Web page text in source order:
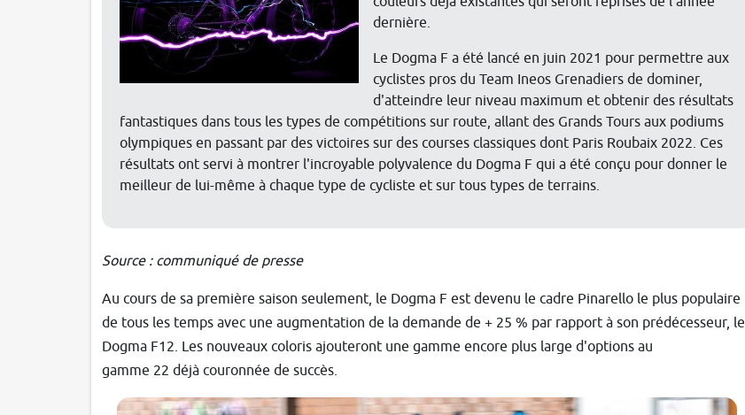
dernière.
Le Dogma F a été lancé en juin 2021 pour permettre aux
cyclistes pros du Team Ineos Grenadiers de dominer,
d'atteindre leur niveau maximum et obtenir des résultats
fantastiques dans tous les types de compétitions sur route, allant des Grands Tours aux podiums
olympiques en passant par des victoires sur des courses classiques dont Paris Roubaix 2022. Ces
résultats ont servi à montrer l'incroyable polyvalence du Dogma F qui a été conçu pour donner le
meilleur de lui-même à chaque type de cycliste et sur tous types de terrains.
Source : communiqué de presse
Au cours de sa première saison seulement, le Dogma F est devenu le cadre Pinarello le plus populaire
de tous les temps avec une augmentation de la demande de + 25 % par rapport à son prédécesseur, le
Dogma F12. Les nouveaux coloris ajouteront une gamme encore plus large d'options au
gamme 22 déjà couronnée de succès.